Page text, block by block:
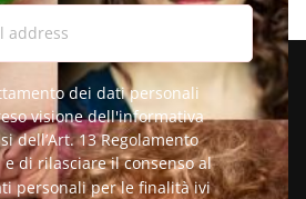
dei dati personali
visione dell'informativa
dell’Art. 13 Regolamento
e di rilasciare il consenso al
personali per le finalità ivi